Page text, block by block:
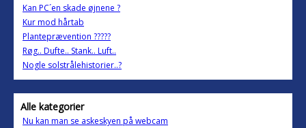
Kan PC´en skade øjnene ?
Kur mod hårtab
Planteprævention ?????
Røg.. Dufte.. Stank.. Luft..
Nogle solstrålehistorier..?
Alle kategorier
Nu kan man se askeskyen på webcam